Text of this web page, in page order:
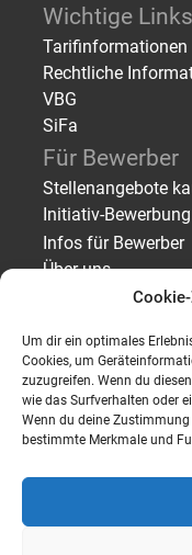
Um dir ein optimales
Cookies, um
zuzugreifen. Wenn du
wie das Surfverhalten oder
Wenn du deine
bestimmte Merkmale und
Wichtige Links
Tarifinformationen
Rechtliche
VBG
SiFa
Für Bewerber
Stellenangebote
Initiativ-
Infos für Bewerber
Über uns
Für
Personal finden –
Personal finden –
Personalanfrage
Über uns